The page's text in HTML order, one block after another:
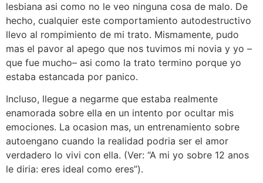
lesbiana asi­ como no le veo ninguna cosa de malo. De
hecho, cualquier este comportamiento autodestructivo
llevo al rompimiento de mi trato. Mismamente, pudo
mas el pavor al apego que nos tuvimos mi novia y yo –
que fue mucho– asi­ como la trato termino porque yo
estaba estancada por panico.
Incluso, llegue a negarme que estaba realmente
enamorada sobre ella en un intento por ocultar mis
emociones. La ocasion mas, un entrenamiento sobre
autoengano cuando la realidad podri­a ser el amor
verdadero lo vivi con ella. (Ver: “A mi yo sobre 12 anos
le diria: eres ideal como eres”).